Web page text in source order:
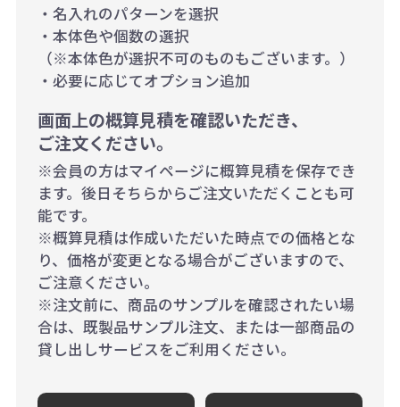
・名入れのパターンを選択
・本体色や個数の選択
（※本体色が選択不可のものもございます。）
・必要に応じてオプション追加
画面上の概算見積を確認いただき、
ご注文ください。
※会員の方はマイページに概算見積を保存でき
ます。後日そちらからご注文いただくことも可
能です。
※概算見積は作成いただいた時点での価格とな
り、価格が変更となる場合がございますので、
ご注意ください。
※注文前に、商品のサンプルを確認されたい場
合は、既製品サンプル注文、または一部商品の
貸し出しサービスをご利用ください。